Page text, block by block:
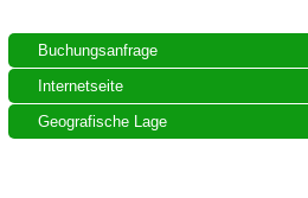
Buchungsanfrage
Internetseite
Geografische Lage